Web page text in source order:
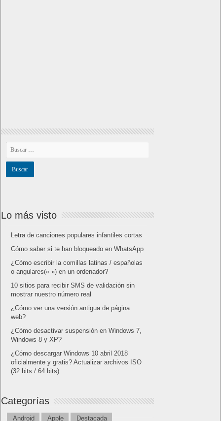
Lo más visto
Letra de canciones populares infantiles cortas
Cómo saber si te han bloqueado en WhatsApp
¿Cómo escribir la comillas latinas / españolas
o angulares(« ») en un ordenador?
10 sitios para recibir SMS de validación sin
mostrar nuestro número real
¿Cómo ver una versión antigua de página
web?
¿Cómo desactivar suspensión en Windows 7,
Windows 8 y XP?
¿Cómo descargar Windows 10 abril 2018
oficialmente y gratis? Actualizar archivos ISO
(32 bits / 64 bits)
Categorías
Android Apple Destacada